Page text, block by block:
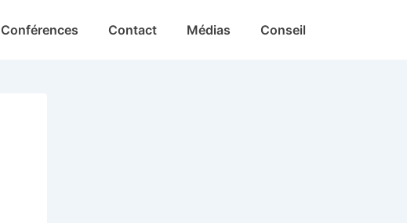
Conférences Contact Médias Conseil